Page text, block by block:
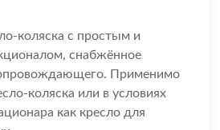
коляска с простым и
снабжённое
Применимо
коляска или в условиях
как кресло для